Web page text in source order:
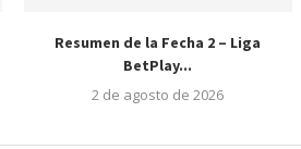
Resumen de la Fecha 2 – Liga
BetPlay...
2 de agosto de 2026